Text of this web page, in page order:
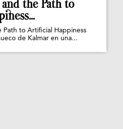
the Path to
Path to Artificial Happiness
de Kalmar en una...